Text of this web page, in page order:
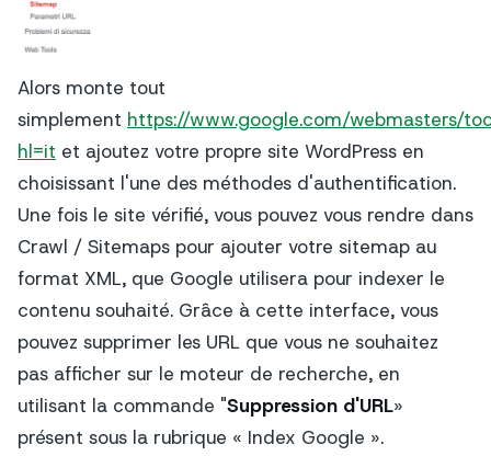
Alors monte tout
simplement https://www.google.com/webmasters/
hl=it et ajoutez votre propre site WordPress en
choisissant l'une des méthodes d'authentification.
Une fois le site vérifié, vous pouvez vous rendre dans
Crawl / Sitemaps pour ajouter votre sitemap au
format XML, que Google utilisera pour indexer le
contenu souhaité. Grâce à cette interface, vous
pouvez supprimer les URL que vous ne souhaitez
pas afficher sur le moteur de recherche, en
utilisant la commande "Suppression d'URL»
présent sous la rubrique « Index Google ».